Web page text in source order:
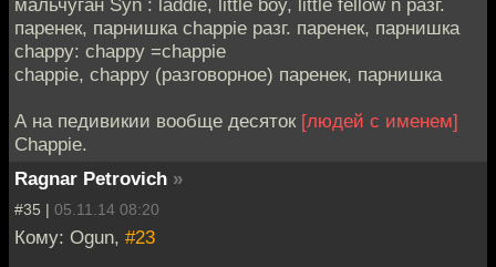
паренек, парнишка chappie разг. паренек, парнишка
chappy: chappy =chappie
chappie, chappy (разговорное) паренек, парнишка
А на педивикии вообще десяток [людей с именем]
Chappie.
Ragnar Petrovich »
#35 | 05.11.14 08:20
Кому: Ogun, #23